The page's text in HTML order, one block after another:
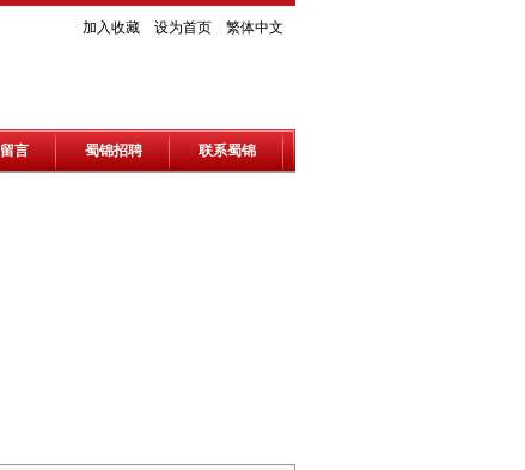
加入收藏 设为首页 繁体中文
言 蜀锦招聘 联系蜀锦